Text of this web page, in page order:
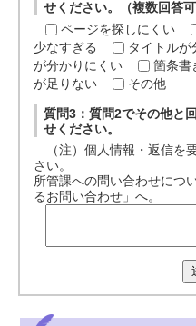
せください。（複数回答可
ページを探しにくい
少なすぎる
タイトルが
が分かりにくい
箇条書
が足りない
その他
質問3：質問2でその他と
せください。
（注）個人情報・返信を
さい。
所管課への問い合わせにつ
るお問い合わせ」へ。